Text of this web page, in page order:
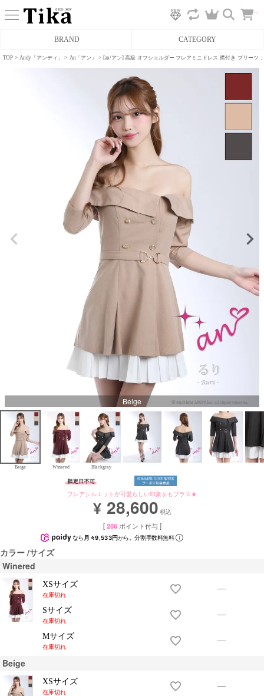
BRAND CATEGORY
タイトロングドレス
へ
TOP Andy「アンディ」 An「アン」 [an/アン] 高級 オフショルダー フレアミニドレス 襟付き プリーツ
Beige
Beige Winered Blackgray
フレアシルエットが可愛らしい印象をもプラス★
¥ 28,600 税込
[ 286 ポイント付与 ]
なら 月々9,533円から。分割手数料無料
カラー サイズ
Winered
XSサイズ
在庫切れ
—
Sサイズ
在庫切れ
—
Mサイズ
在庫切れ
—
Beige
XSサイズ
在庫切れ
—